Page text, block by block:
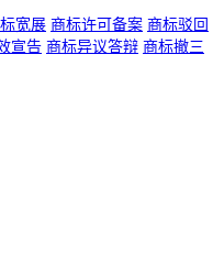
宽展 商标许可备案 商标驳回
宣告 商标异议答辩 商标撤三